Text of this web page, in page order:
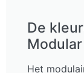
De
Modular
Het